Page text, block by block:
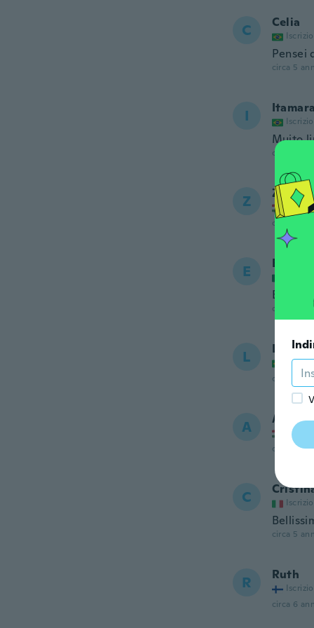
C Celia
Pensei
circa 5
I Itamara
Muito
circa 5
Z
circa 5
E Erendira
Buena
circa 5
L LEDA
circa 5
A Anita
circa 5
C
circa 5
R Ruth
circa 6